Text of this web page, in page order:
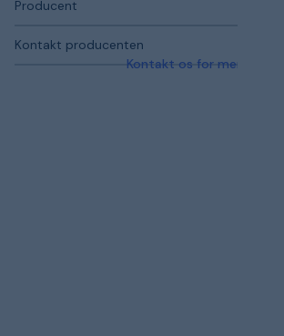
Producent
Kontakt producenten
Kontakt os for mere